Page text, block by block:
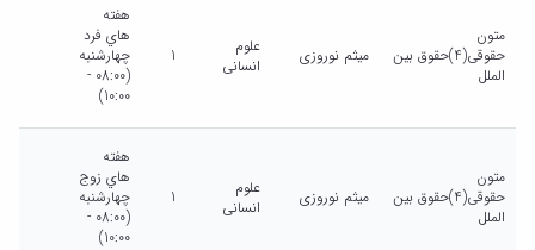
متون
حقوقی(4)حقوق بین
الملل
میثم نوروزی
علوم
انسانی
1
هفته
هاي فرد
چهارشنبه
(08:00 -
10:00)
متون
حقوقی(4)حقوق بین
الملل
میثم نوروزی
علوم
انسانی
1
هفته
هاي زوج
چهارشنبه
(08:00 -
10:00)